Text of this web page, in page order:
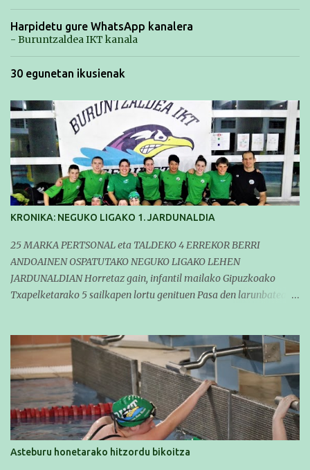
Harpidetu gure WhatsApp kanalera
- Buruntzaldea IKT kanala
30 egunetan ikusienak
KRONIKA: NEGUKO LIGAKO 1. JARDUNALDIA
25 MARKA PERTSONAL eta TALDEKO 4 ERREKOR BERRI
ANDOAINEN OSPATUTAKO NEGUKO LIGAKO LEHEN
JARDUNALDIAN Horretaz gain, infantil mailako Gipuzkoako
Txapelketarako 5 sailkapen lortu genituen Pasa den larunbatean
hartzen. Bertan gure taldeko 16 igerilari aritu ziren. Denboraldiari
hasera ona eman zioten gue taldekideek. Ohikoa den bezela, garai
honetan entrenamendua da jardueraren funtsa eta hori alde
batera utzi gabe ekin zioten beti gogotsu hartzen duten
denboraldiko lehen jardunaldiari. Entrenamenduan buru belarri
sartuta gauden arren, gure taldekideek marka pertsonal ugari
egitea lortu zuten (25) eta zenbait taldeko errekor berri erdiestea
Asteburu honetarako hitzordu bikoitza